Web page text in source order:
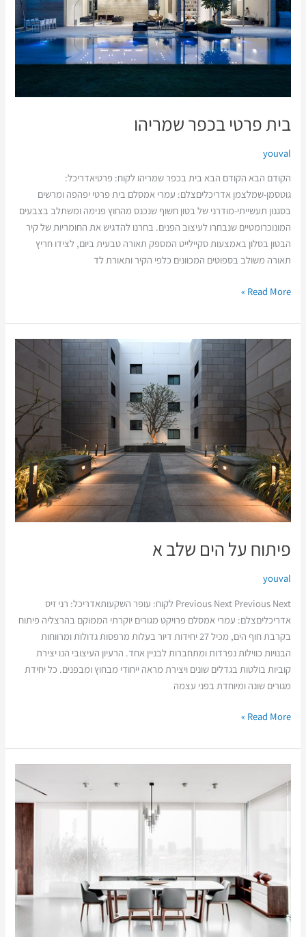
בית פרטי בכפר שמריהו
youval
הקודם הבא הקודם הבא בית בכפר שמריהו לקוח: פרטיאדריכל:
גוטסמן-שמלצמן אדריכליםצלם: עמרי אמסלם בית פרטי יפהפה ומרשים
בסגנון תעשייתי-מודרני של בטון חשוף שנכנס מהחוץ פנימה ומשתלב בצבעים
המונוכרומטיים שנבחרו לעיצוב הפנים. בחרנו להדגיש את החומריות של קיר
הבטון בסלון באמצעות סקיילייט המספק תאורה טבעית ביום, לצידו חריץ
תאורה משולב בספוטים המכוונים כלפי הקיר ותאורת לד
Read More »
פיתוח על הים שלב א
youval
Previous Next Previous Next לקוח: עופר השקעותאדריכל: רני זיס
אדריכליםצלם: עמרי אמסלם פרויקט מגורים יוקרתי הממוקם בהרצליה פיתוח
בקרבת חוף הים, מכיל 27 יחידות דיור בעלות מרפסות גדולות ומרווחות
הבנויות כווילות נפרדות ומתחברות לבניין אחד. הרעיון העיצובי הנו יצירת
קוביות בולטות בגדלים שונים ויצירת מראה ייחודי מבחוץ ומבפנים. כל יחידת
מגורים שונה ומיוחדת בפני עצמה
פיתוח
על
הים
שלב
א
Read More »
G